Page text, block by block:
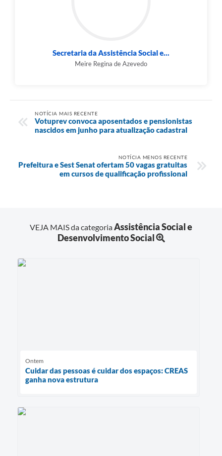
Secretaria da Assistência Social e...
Meire Regina de Azevedo
NOTÍCIA MAIS RECENTE
Votuprev convoca aposentados e pensionistas
nascidos em junho para atualização cadastral
NOTÍCIA MENOS RECENTE
Prefeitura e Sest Senat ofertam 50 vagas gratuitas
em cursos de qualificação profissional
VEJA MAIS da categoriaAssistência Social e
Desenvolvimento Social
Ontem
Cuidar das pessoas é cuidar dos espaços: CREAS
ganha nova estrutura